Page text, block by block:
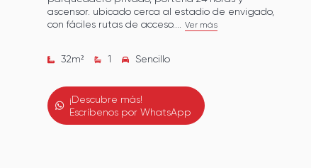
ascensor. ubicado cerca al estadio de envigado,
con fáciles rutas de acceso....
Ver más
32m² 1 Sencillo
¡Descubre más!
Escríbenos por WhatsApp